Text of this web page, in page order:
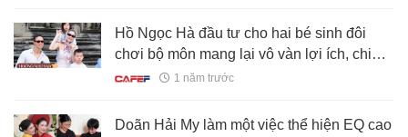
Hồ Ngọc Hà đầu tư cho hai bé sinh đôi
chơi bộ môn mang lại vô vàn lợi ích, chi
phí "hợp lý" đến bất ngờ
1 năm trước
Doãn Hải My làm một việc thể hiện EQ cao